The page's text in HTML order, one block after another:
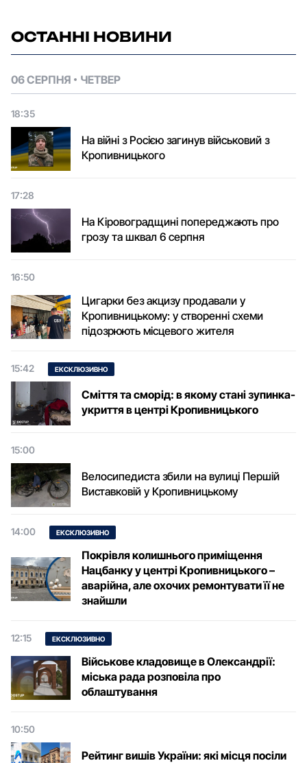
ОСТАННІ НОВИНИ
06 СЕРПНЯ ЧЕТВЕР
18:35
На війні з Росією загинув військовий з
Кропивницького
17:28
На Кіровоградщині попереджають про
грозу та шквал 6 серпня
16:50
Цигарки без акцизу продавали у
Кропивницькому: у створенні схеми
підозрюють місцевого жителя
15:42 ЕКСКЛЮЗИВНО
Сміття та сморід: в якому стані зупинка-
укриття в центрі Кропивницького
15:00
Велосипедиста збили на вулиці Першій
Виставковій у Кропивницькому
14:00 ЕКСКЛЮЗИВНО
Покрівля колишнього приміщення
Нацбанку у центрі Кропивницького –
аварійна, але охочих ремонтувати її не
знайшли
12:15 ЕКСКЛЮЗИВНО
Військове кладовище в Олександрії:
міська рада розповіла про
облаштування
10:50
Рейтинг вишів України: які місця посіли